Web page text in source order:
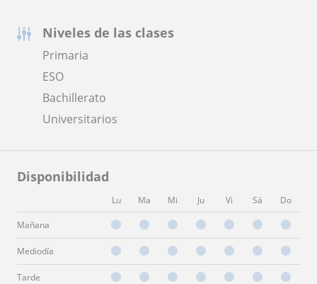
Niveles de las clases
Primaria
ESO
Bachillerato
Universitarios
Disponibilidad
Lu Ma Mi Ju Vi Sá Do
Mañana
Mediodía
Tarde